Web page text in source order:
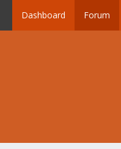
Dashboard Forum